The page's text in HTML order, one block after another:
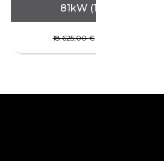
81kW (110CV) Plus
18.625,00€